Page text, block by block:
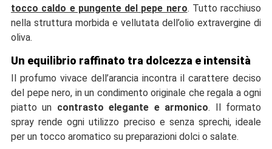
tocco caldo e pungente del pepe nero. Tutto racchiuso
nella struttura morbida e vellutata dell’olio extravergine di
oliva.
Un equilibrio raffinato tra dolcezza e intensità
Il profumo vivace dell’arancia incontra il carattere deciso
del pepe nero, in un condimento originale che regala a ogni
piatto un contrasto elegante e armonico. Il formato
spray rende ogni utilizzo preciso e senza sprechi, ideale
per un tocco aromatico su preparazioni dolci o salate.